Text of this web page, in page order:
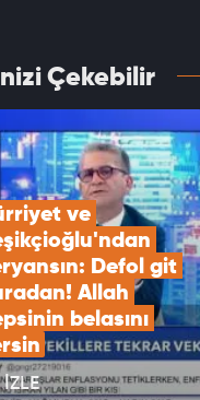
Çekebilir
ve
Defol git
Allah
belasını
İZLE